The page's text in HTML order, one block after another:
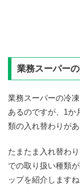
業務スーパー
業務スーパーの冷
あるのですが、1か
類の入れ替わりがあ
たまたま入れ替わ
での取り扱い種類
ップを紹介しますね